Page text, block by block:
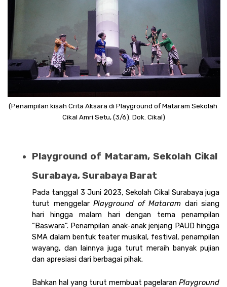
(Penampilan kisah Crita Aksara di Playground of Mataram Sekolah
Cikal Amri Setu, (3/6). Dok. Cikal)
Playground of Mataram, Sekolah Cikal
Surabaya, Surabaya Barat
Pada tanggal 3 Juni 2023, Sekolah Cikal Surabaya juga
turut menggelar Playground of Mataram dari siang
hari hingga malam hari dengan tema penampilan
“Baswara”. Penampilan anak-anak jenjang PAUD hingga
SMA dalam bentuk teater musikal, festival, penampilan
wayang, dan lainnya juga turut meraih banyak pujian
dan apresiasi dari berbagai pihak.
Bahkan hal yang turut membuat pagelaran Playground